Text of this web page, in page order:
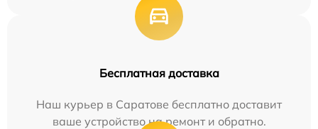
Бесплатная доставка
Наш курьер в Саратове бесплатно доставит
ваше устройство на ремонт и обратно.